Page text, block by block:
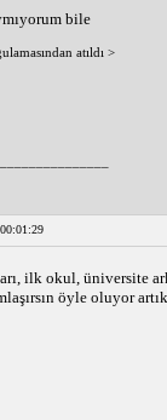
bile
atıldı >
ilk okul, üniversite
öyle oluyor